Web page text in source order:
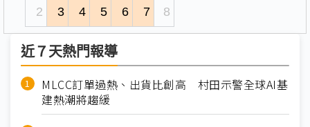
2 3 4 5 6 7 8
近７天熱門報導
MLCC訂單過熱、出貨比創高 村田示警全球AI基
建熱潮將趨緩